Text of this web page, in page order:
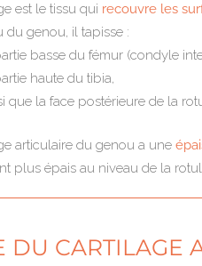
est le tissu qui recouvre les
du genou, il tapisse :
basse du fémur (condyle
haute du tibia,
que la face postérieure de la
articulaire du genou a une
plus épais au niveau de la
DU CARTILAGE